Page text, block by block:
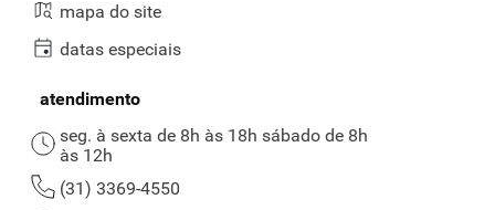
mapa do site
datas especiais
atendimento
seg. à sexta de 8h às 18h sábado de 8h
às 12h
(31) 3369-4550